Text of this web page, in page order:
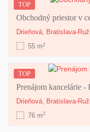
TOP
Obchodný priestor v
Drieňová, Bratislava-
55 m2
TOP
Prenájom kancelárie -
Drieňová, Bratislava-
76 m2